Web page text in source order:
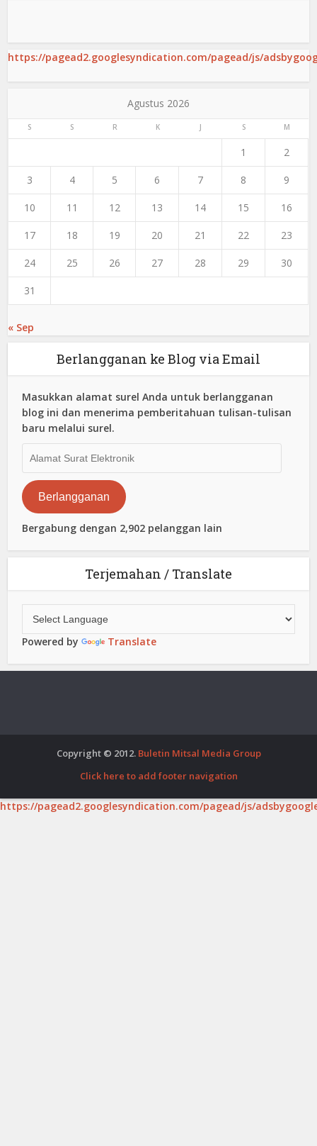
https://pagead2.googlesyndication.com/pagead/js/
Agustus 2026
S S R K J S M
1 2
3 4 5 6 7 8 9
10 11 12 13 14 15 16
17 18 19 20 21 22 23
24 25 26 27 28 29 30
31
« Sep
Berlangganan ke Blog via Email
Masukkan alamat surel Anda untuk berlangganan
blog ini dan menerima pemberitahuan tulisan-tulisan
baru melalui surel.
Surat
Elektronik
Berlangganan
Bergabung dengan 2,902 pelanggan lain
Terjemahan / Translate
Powered by Translate
Copyright © 2012. Buletin Mitsal Media Group
Click here to add footer navigation
https://pagead2.googlesyndication.com/pagead/js/